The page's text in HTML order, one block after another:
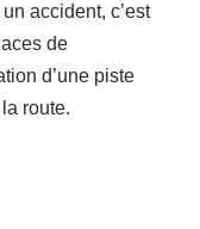
accident, c’est
de
d’une piste
route.